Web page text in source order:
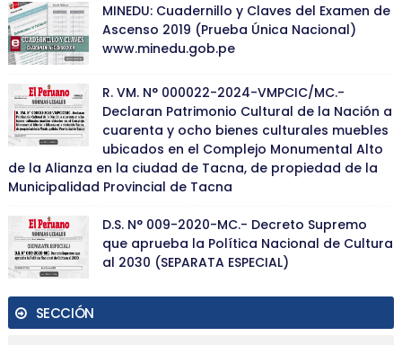
MINEDU: Cuadernillo y Claves del Examen de
Ascenso 2019 (Prueba Única Nacional)
www.minedu.gob.pe
R. VM. N° 000022-2024-VMPCIC/MC.-
Declaran Patrimonio Cultural de la Nación a
cuarenta y ocho bienes culturales muebles
ubicados en el Complejo Monumental Alto
de la Alianza en la ciudad de Tacna, de propiedad de la
Municipalidad Provincial de Tacna
D.S. N° 009-2020-MC.- Decreto Supremo
que aprueba la Política Nacional de Cultura
al 2030 (SEPARATA ESPECIAL)
SECCIÓN